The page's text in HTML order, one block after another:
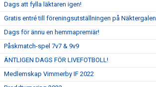
Dags att fylla läktaren igen!
Gratis entré till föreningsutställningen på Näktergalen
Dags för ännu en hemmapremiär!
Påskmatch-spel 7v7 & 9v9
ÄNTLIGEN DAGS FÖR LIVEFOTBOLL!
Medlemskap Vimmerby IF 2022